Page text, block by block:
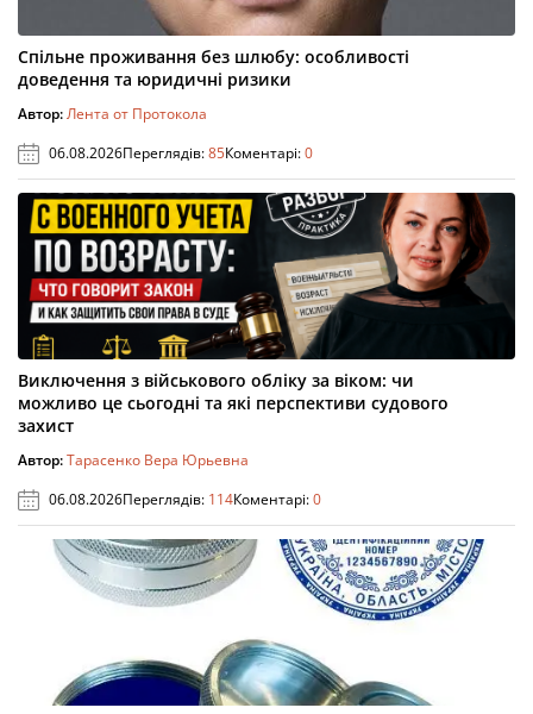
Спільне проживання без шлюбу: особливості
доведення та юридичні ризики
Автор:Лента от Протокола
06.08.2026Переглядів:85Коментарі:0
Виключення з військового обліку за віком: чи
можливо це сьогодні та які перспективи судового
захист
Автор:Тарасенко Вера Юрьевна
06.08.2026Переглядів: 114Коментарі:0